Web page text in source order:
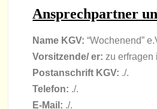
Ansprech­part­ner
Name KGV: “Wochen­end”
Vorsitzende/ er: zu erfra­gen
Post­an­schrift KGV: ./.
Tele­fon: ./.
E‑Mail: ./.